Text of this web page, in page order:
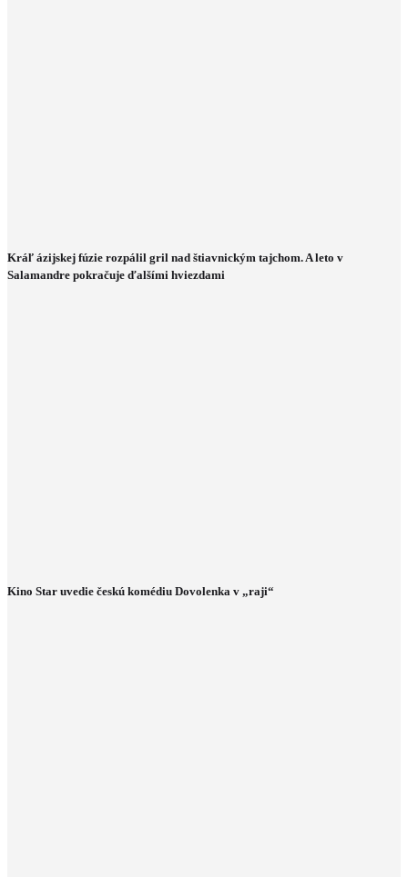
Kráľ ázijskej fúzie rozpálil gril nad štiavnickým tajchom. A leto v
Salamandre pokračuje ďalšími hviezdami
Kino Star uvedie českú komédiu Dovolenka v „raji“